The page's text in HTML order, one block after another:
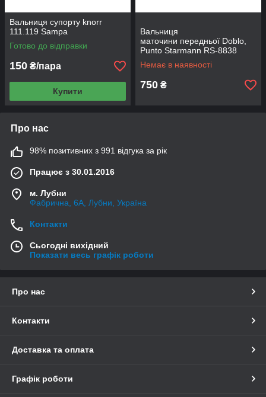
Вальниця супорту knorr
111.119 Sampa
Готово до відправки
150 ₴/пара
Купити
Вальниця
маточини передньої Doblo,
Punto Starmann RS-8838
Немає в наявності
750 ₴
Про нас
98% позитивних з 991 відгука за рік
Працює з 30.01.2016
м. Лубни
Фабрична, 6А, Лубни, Україна
Контакти
Сьогодні вихідний
Показати весь графік роботи
Про нас
Контакти
Доставка та оплата
Графік роботи